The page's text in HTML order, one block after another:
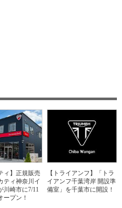
ィ】正規販売
ティ神奈川イ
川崎市に7/11
ープン！
【トライアンフ】「トラ
イアンフ千葉湾岸 開設準
備室」を千葉市に開設！